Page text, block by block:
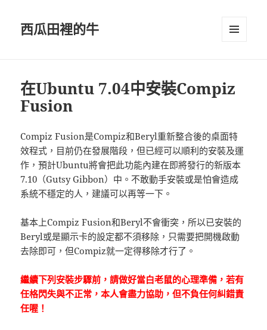
西瓜田裡的牛
在Ubuntu 7.04中安裝Compiz
Fusion
Compiz Fusion是Compiz和Beryl重新整合後的桌面特
效程式，目前仍在發展階段，但已經可以順利的安裝及運
作，預計Ubuntu將會把此功能內建在即將發行的新版本
7.10（Gutsy Gibbon）中。不敢動手安裝或是怕會造成
系統不穩定的人，建議可以再等一下。
基本上Compiz Fusion和Beryl不會衝突，所以已安裝的
Beryl或是顯示卡的設定都不須移除，只需要把開機啟動
去除即可，但Compiz就一定得移除才行了。
繼續下列安裝步驟前，請做好當白老鼠的心理準備，若有
任格閃失與不正常，本人會盡力協助，但不負任何糾錯責
任喔！